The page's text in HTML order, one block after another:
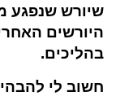
שיורש שנפגע
היורשים
בהליכים.
חשוב לי